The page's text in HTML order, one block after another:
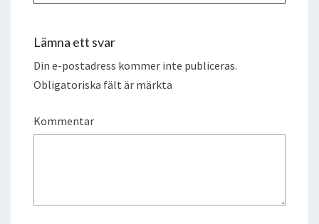
Lämna ett svar
Din e-postadress kommer inte publiceras.
Obligatoriska fält är märkta
Kommentar